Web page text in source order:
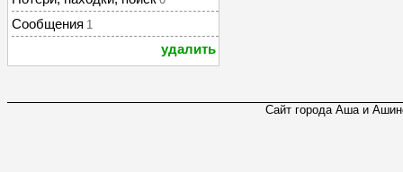
Сообщения 1
удалить
Сайт города Аша и